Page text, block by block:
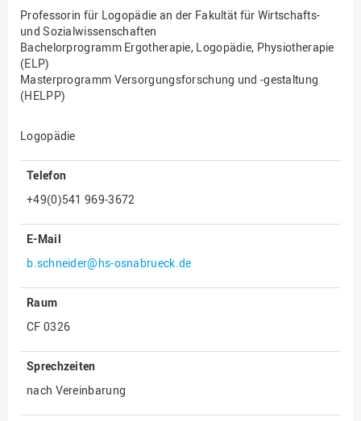
Gesellschaftliches
Engagement
Gleichstellungsbüro
Hochschulleitung
Institut für Musik
IT Service Center
Kommunikation und
Marketing
LearningCenter
Nachhaltigkeit
Personal
Personalentwicklung
Professorin für Logopädie an der Fakultät für Wirtschafts-
und Sozialwissenschaften
Bachelorprogramm Ergotherapie, Logopädie, Physiotherapie
(ELP)
Masterprogramm Versorgungsforschung und -gestaltung
(HELPP)
Logopädie
Telefon
+49(0)541 969-3672
E-Mail
b.schneider@hs-osnabrueck.de
Raum
CF 0326
Sprechzeiten
nach Vereinbarung